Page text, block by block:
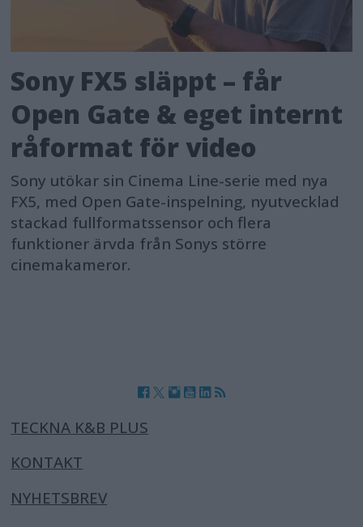
Sony FX5 släppt – får
Open Gate & eget internt
råformat för video
Sony utökar sin Cinema Line-serie med nya
FX5, med Open Gate-inspelning, nyutvecklad
stackad fullformatssensor och flera
funktioner ärvda från Sonys större
cinemakameror.
TECKNA K&B PLUS
KONTAKT
NYHETSBREV